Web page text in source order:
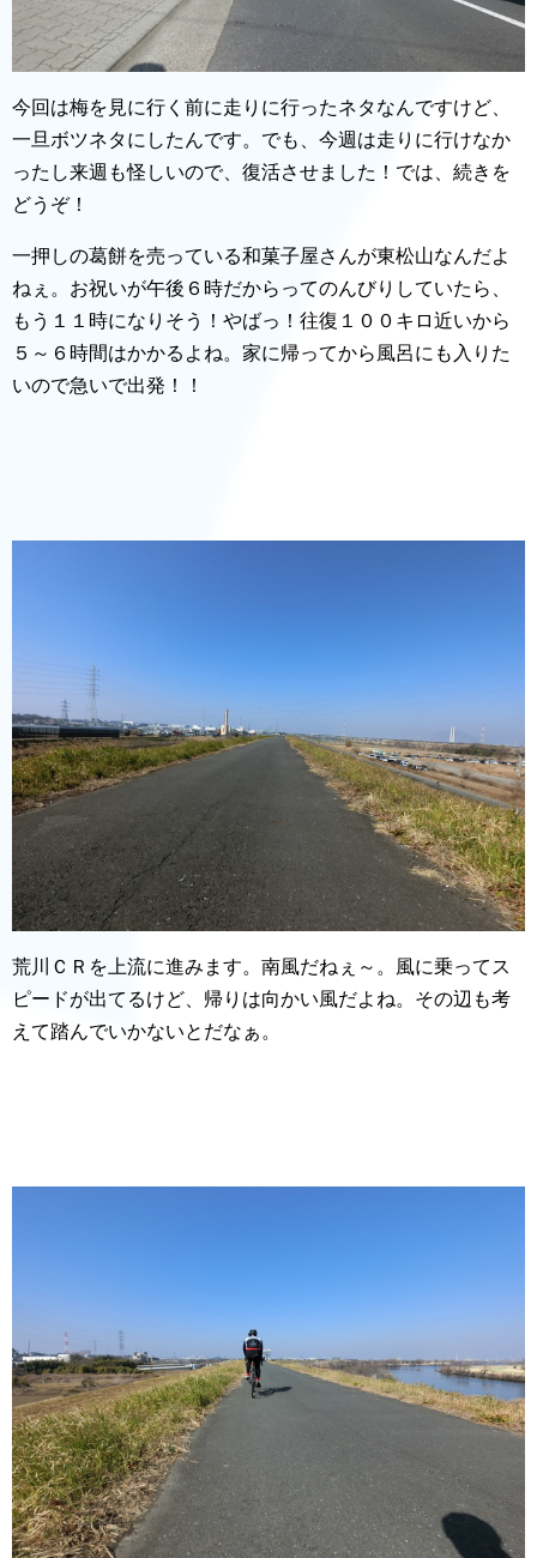
今回は梅を見に行く前に走りに行ったネタなんですけど、
一旦ボツネタにしたんです。でも、今週は走りに行けなか
ったし来週も怪しいので、復活させました！では、続きを
どうぞ！
一押しの葛餅を売っている和菓子屋さんが東松山なんだよ
ねぇ。お祝いが午後６時だからってのんびりしていたら、
もう１１時になりそう！やばっ！往復１００キロ近いから
５～６時間はかかるよね。家に帰ってから風呂にも入りた
いので急いで出発！！
荒川ＣＲを上流に進みます。南風だねぇ～。風に乗ってス
ピードが出てるけど、帰りは向かい風だよね。その辺も考
えて踏んでいかないとだなぁ。